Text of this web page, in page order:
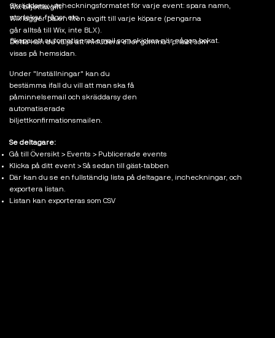
Skräddarsy utcheckningsformatet för varje event: spara namn,
storlekar, frågor etc.
Skapa ett automatiserat email som skickas när någon bokat.
Wix biljettavgift:
Wix lägger på en liten avgift till varje köpare (pengarna
går alltså till Wix, inte BLX).
Detta kan du välja att inkludera eller gömma i priset som
visas på hemsidan.
Under "Inställningar" kan du
bestämma ifall du vill att man ska få
påminnelsemail och skräddarsy den
automatiserade
biljettkonfirmationsmailen.
Se deltagare:
Gå till Översikt > Events > Publicerade events
Klicka på ditt event > Så sedan till gäst-tabben
Där kan du se en fullständig lista på deltagare, incheckningar, och
exportera listan.
Listan kan exporteras som CSV